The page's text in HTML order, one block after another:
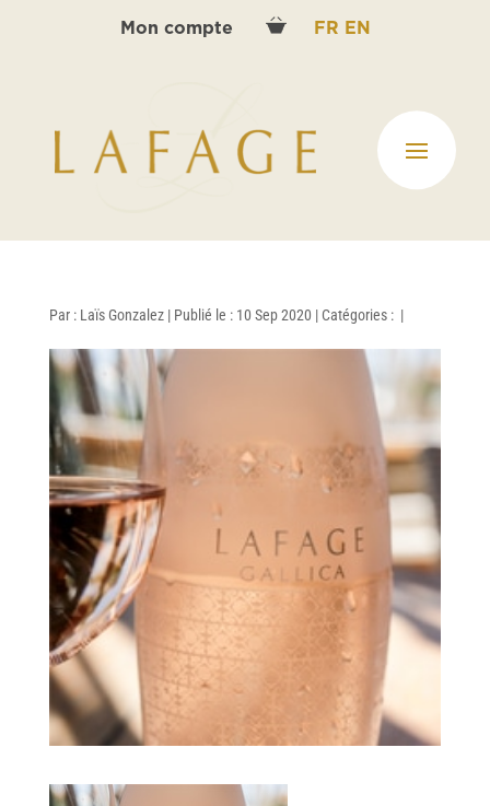
Mon compte FR EN
Par : Laïs Gonzalez | Publié le : 10 Sep 2020 | Catégories : |